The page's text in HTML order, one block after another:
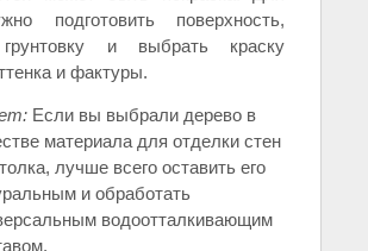
подготовить поверхность,
и выбрать краску
и фактуры.
Если вы выбрали дерево в
материала для отделки стен
лучше всего оставить его
и обработать
водоотталкивающим